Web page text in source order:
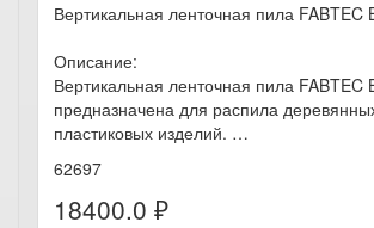
Вертикальная ленточная пила FABTEC
Описание:
Вертикальная ленточная пила FABTEC
предназначена для распила
пластиковых изделий. …
62697
18400.0 ₽